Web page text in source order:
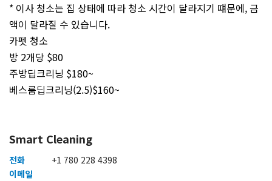
* 이사 청소는 집 상태에 따라 청소 시간이 달라지기 떄문에, 금
액이 달라질 수 있습니다.
카펫 청소
방 2개당 $80
주방딥크리닝 $180~
베스룸딥크리닝(2.5)$160~
Smart Cleaning
전화
+1 780 228 4398
이메일